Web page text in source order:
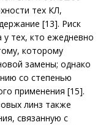
тех КЛ,
[13]. Риск
у тех, кто ежедневно
которому
замены; однако
со степенью
применения [15].
линз также
связанную с